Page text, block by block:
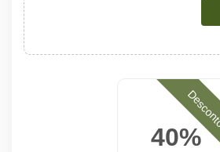
40%